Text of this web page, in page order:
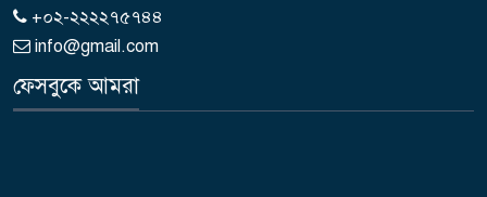
+০২-২২২২৭৫৭৪৪
info@gmail.com
ফেসবুকে আমরা